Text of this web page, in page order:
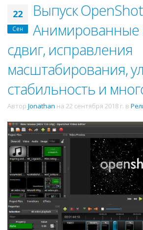
22
Сен
Выпуск
Анимированные
сдвиг, исправления
масштабирования,
стабильность и
Автор Jonathan на 22 сентября 2018 г. в